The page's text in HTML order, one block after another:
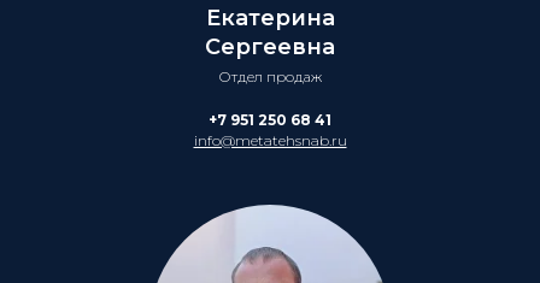
Екатерина
Сергеевна
Отдел продаж
+7 951 250 68 41
info@metatehsnab.ru